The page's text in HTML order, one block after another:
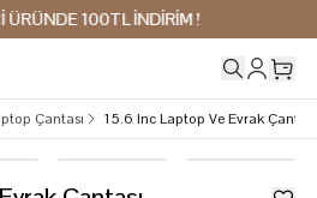
500TL VE ÜZERİ ALIŞVERİŞLERDE
Çantası 15.6 Inc Laptop Ve Evrak Çantası